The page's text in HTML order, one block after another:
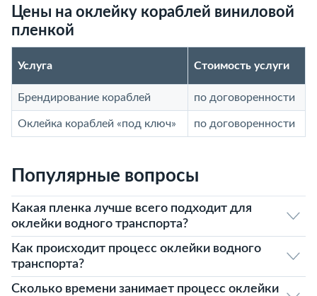
Цены на оклейку кораблей виниловой
пленкой
Услуга Стоимость услуги
Брендирование кораблей по договоренности
Оклейка кораблей «под ключ» по договоренности
Популярные вопросы
Какая пленка лучше всего подходит для
оклейки водного транспорта?
Как происходит процесс оклейки водного
транспорта?
Сколько времени занимает процесс оклейки